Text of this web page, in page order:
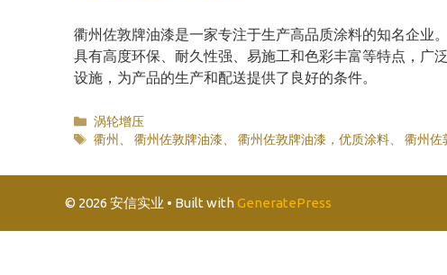
衢州佐敦牌油漆是一家专注于生产高品质涂料的知名企业
具有高度环保、耐久性强、易施工和色彩丰富等特点，广
设施，为产品的生产和配送提供了良好的条件。
分
类
涡轮增压
标
衢州 衢州佐敦牌油漆 衢州佐敦牌油漆，优质涂料、 衢州佐
© 2026 安信实业 • Built withGeneratePress